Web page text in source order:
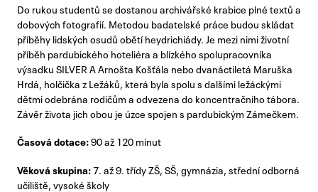
Do rukou studentů se dostanou archivářské krabice plné textů a
dobových fotografií. Metodou badatelské práce budou skládat
příběhy lidských osudů obětí heydrichiády. Je mezi nimi životní
příběh pardubického hoteliéra a blízkého spolupracovníka
výsadku SILVER A Arnošta Košťála nebo dvanáctiletá Maruška
Hrdá, holčička z Ležáků, která byla spolu s dalšími ležáckými
dětmi odebrána rodičům a odvezena do koncentračního tábora.
Závěr života jich obou je úzce spojen s pardubickým Zámečkem.
Časová dotace:90 až 120 minut
Věková skupina:7. až 9. třídy ZŠ, SŠ, gymnázia, střední odborná
učiliště, vysoké školy